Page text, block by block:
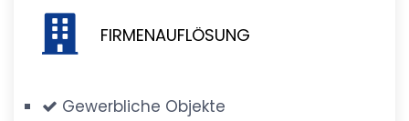
FIRMENAUFLÖSUNG
Gewerbliche Objekte